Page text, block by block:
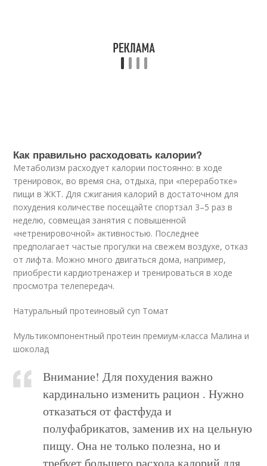
Как правильно расходовать калории?
Метаболизм расходует калории постоянно: в ходе
тренировок, во время сна, отдыха, при «переработке»
пищи в ЖКТ. Для сжигания калорий в достаточном для
похудения количестве посещайте спортзал 3–5 раз в
неделю, совмещая занятия с повышенной
«нетренировочной» активностью. Последнее
предполагает частые прогулки на свежем воздухе, отказ
от лифта. Можно много двигаться дома, например,
приобрести кардиотренажер и тренироваться в ходе
просмотра телепередач.
Натуральный протеиновый суп Томат
Мультикомпонентный протеин премиум-класса Малина и
шоколад
Внимание! Для похудения важно
кардинально изменить рацион . Нужно
отказаться от фастфуда и
полуфабрикатов, заменив их на цельную
пищу. Она не только полезна, но и
требует большего расхода калорий для